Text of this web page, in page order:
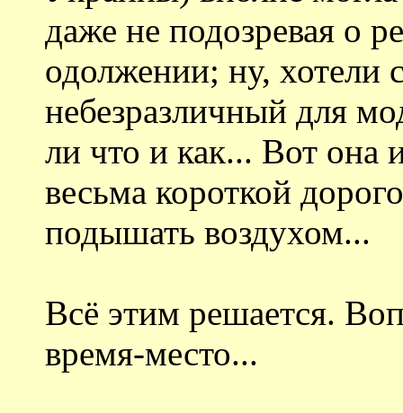
даже не подозревая о
одолжении; ну, хотели
небезразличный для
ли что и как... Вот она
весьма короткой
подышать воздухом...
Всё этим решается.
время-место...